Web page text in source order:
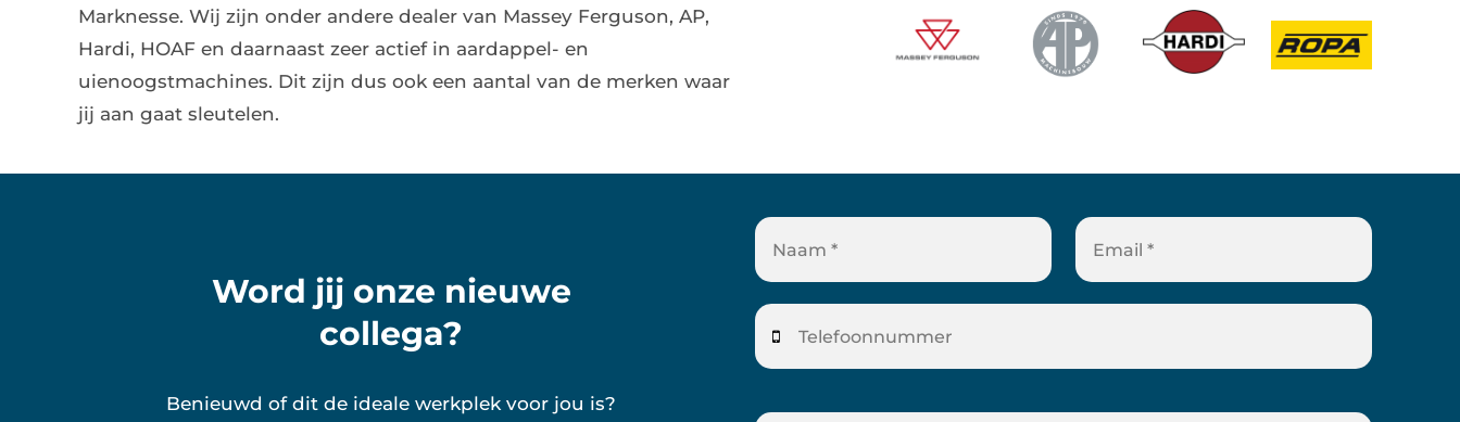
Marknesse. Wij zijn onder andere dealer van Massey Ferguson, AP,
Hardi, HOAF en daarnaast zeer actief in aardappel- en
uienoogstmachines. Dit zijn dus ook een aantal van de merken waar
jij aan gaat sleutelen.
Word jij onze nieuwe
collega?
Benieuwd of dit de ideale werkplek voor jou is?